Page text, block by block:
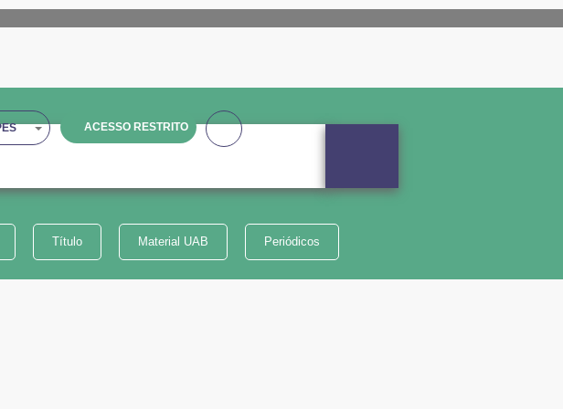
ACESSO RESTRITO
Título Material UAB Periódicos